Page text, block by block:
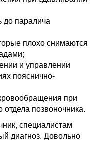
до паралича
плохо снимаются
и управлении
пояснично-
при
позвоночника.
специалистам
диагноз. Довольно